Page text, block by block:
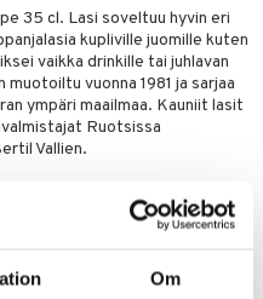
Om
35 cl. Lasi soveltuu hyvin eri
kupliville juomille kuten
vaikka drinkille tai juhlavan
vuonna 1981 ja sarjaa
ympäri maailmaa. Kauniit lasit
Ruotsissa
Vallien.
9,8 cm